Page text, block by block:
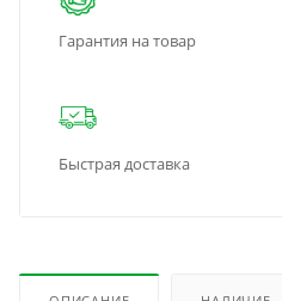
Гарантия на товар
Быстрая доставка